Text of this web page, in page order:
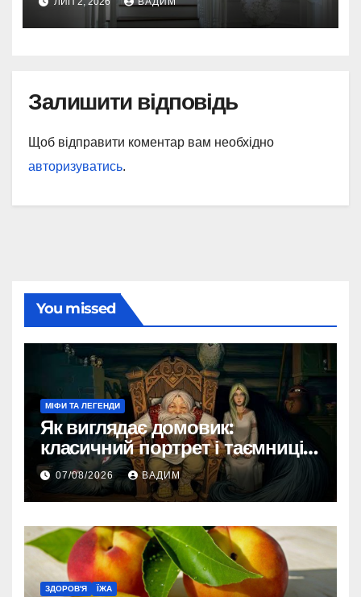
історією
Залишити відповідь
Щоб відправити коментар вам необхідно
авторизуватись.
You missed
МІФИ ТА ЛЕГЕНДИ
Як виглядає домовик:
класичний портрет і таємниці
зовнішності
07/08/2026 ВАДИМ
ЗДОРОВ'Я ЇЖА